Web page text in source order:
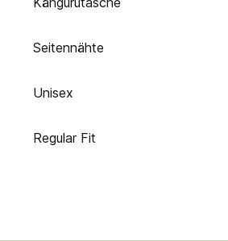
Seitennähte
Unisex
Regular Fit